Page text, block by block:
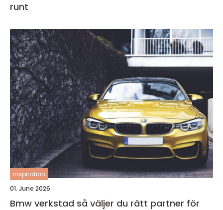
runt
inspiration
01. June 2026
Bmw verkstad så väljer du rätt partner för